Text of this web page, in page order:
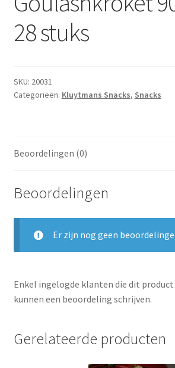
28 stuks
SKU: 20031
Categorieën: Kluytmans Snacks, Snacks
Beoordelingen (0)
Beoordelingen
Er zijn nog geen
Enkel ingelogde klanten die dit
kunnen een beoordeling schrijven.
Gerelateerde producten